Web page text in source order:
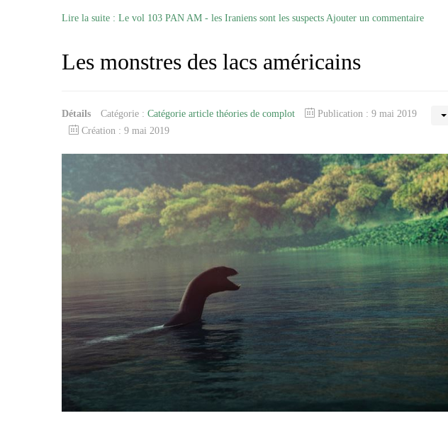
Lire la suite : Le vol 103 PAN AM - les Iraniens sont les suspects Ajouter un commentaire
Les monstres des lacs américains
Détails Catégorie : Catégorie article théories de complot
Publication : 9 mai 2019
Création : 9 mai 2019